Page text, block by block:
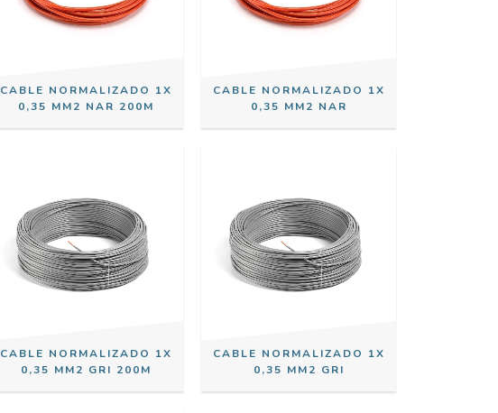
CABLE NORMALIZADO 1X
0,35 MM2 NAR 200M
CABLE NORMALIZADO 1X
0,35 MM2 NAR
CABLE NORMALIZADO 1X
0,35 MM2 GRI 200M
CABLE NORMALIZADO 1X
0,35 MM2 GRI